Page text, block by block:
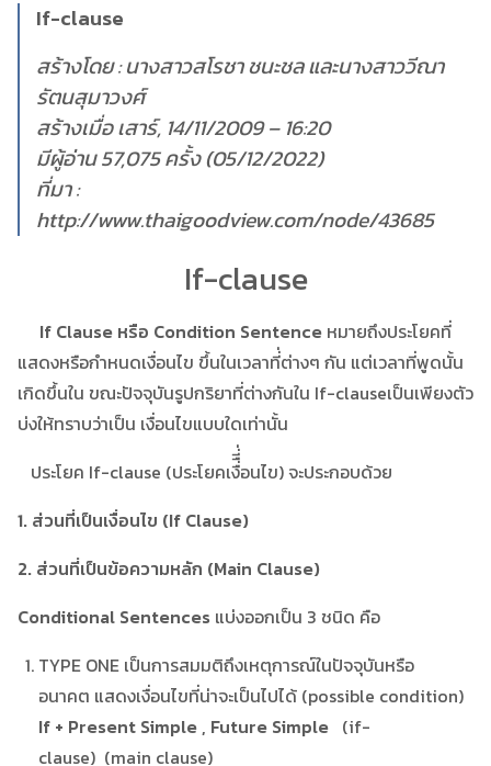
If-clause
สร้างโดย : นางสาวสโรชา ชนะชล และนางสาววีณา
รัตนสุมาวงศ์
สร้างเมื่อ เสาร์, 14/11/2009 – 16:20
มีผู้อ่าน 57,075 ครั้ง (05/12/2022)
ที่มา :
http://www.thaigoodview.com/node/43685
If-clause
If Clause หรือ Condition Sentence หมายถึงประโยคที่
แสดงหรือกำหนดเงื่อนไข ขึ้นในเวลาที่่ต่างๆ กัน แต่เวลาที่พูดนั้น
เกิดขึ้นใน ขณะปัจจุบันรูปกริยาที่ต่างกันใน If-clauseเป็นเพียงตัว
บ่งให้ทราบว่าเป็น เงื่อนไขแบบใดเท่านั้น
ประโยค If-clause (ประโยคเงื่ืี่่อนไข) จะประกอบด้วย
1. ส่วนที่เป็นเงื่อนไข (If Clause)
2. ส่วนที่เป็นข้อความหลัก (Main Clause)
Conditional Sentences แบ่งออกเป็น 3 ชนิด คือ
TYPE ONE เป็นการสมมติถึงเหตุการณ์ในปัจจุบันหรือ
อนาคต แสดงเงื่อนไขที่น่าจะเป็นไปได้ (possible condition)
If + Present Simple , Future Simple (if-
clause) (main clause)